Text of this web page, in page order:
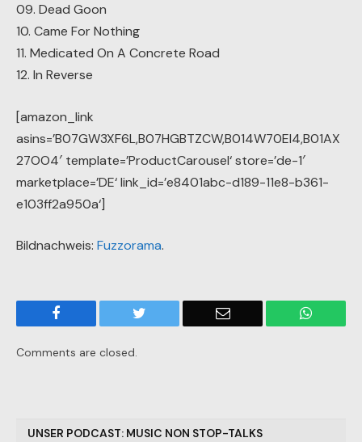
09. Dead Goon
10. Came For Nothing
11. Medicated On A Concrete Road
12. In Reverse
[amazon_link
asins=’B07GW3XF6L,B07HGBTZCW,B014W70EI4,B01AX
27OO4′ template=’ProductCarousel‘ store=’de-1′
marketplace=’DE‘ link_id=’e8401abc-d189-11e8-b361-
e103ff2a950a‘]
Bildnachweis: Fuzzorama.
Email
Comments are closed.
UNSER PODCAST: MUSIC NON STOP-TALKS